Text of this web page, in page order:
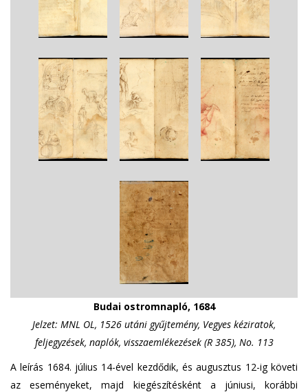
Budai ostromnapló, 1684
Jelzet: MNL OL, 1526 utáni gyűjtemény, Vegyes kéziratok,
feljegyzések, naplók, visszaemlékezések (R 385), No. 113
A leírás 1684. július 14-ével kezdődik, és augusztus 12-ig követi
az eseményeket, majd kiegészítésként a júniusi, korábbi